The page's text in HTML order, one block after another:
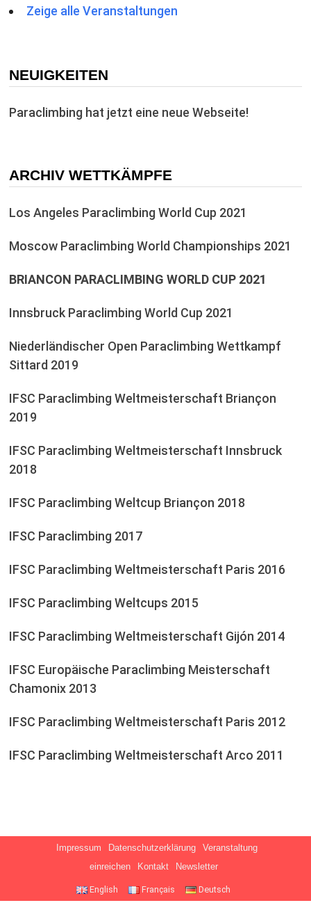
Zeige alle Veranstaltungen
NEUIGKEITEN
Paraclimbing hat jetzt eine neue Webseite!
ARCHIV WETTKÄMPFE
Los Angeles Paraclimbing World Cup 2021
Moscow Paraclimbing World Championships 2021
BRIANCON PARACLIMBING WORLD CUP 2021
Innsbruck Paraclimbing World Cup 2021
Niederländischer Open Paraclimbing Wettkampf
Sittard 2019
IFSC Paraclimbing Weltmeisterschaft Briançon
2019
IFSC Paraclimbing Weltmeisterschaft Innsbruck
2018
IFSC Paraclimbing Weltcup Briançon 2018
IFSC Paraclimbing 2017
IFSC Paraclimbing Weltmeisterschaft Paris 2016
IFSC Paraclimbing Weltcups 2015
IFSC Paraclimbing Weltmeisterschaft Gijón 2014
IFSC Europäische Paraclimbing Meisterschaft
Chamonix 2013
IFSC Paraclimbing Weltmeisterschaft Paris 2012
IFSC Paraclimbing Weltmeisterschaft Arco 2011
Impressum Datenschutzerklärung
Veranstaltung
einreichen
Kontakt Newsletter
English Français Deutsch